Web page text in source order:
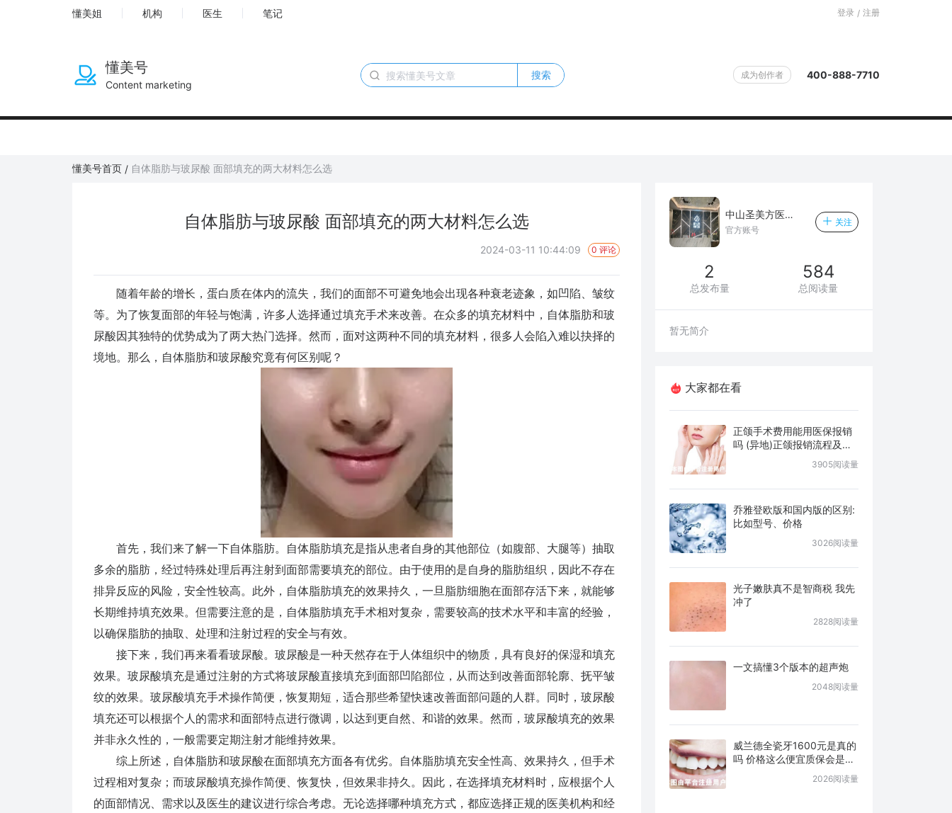
懂美姐 机构 医生 笔记 登录 / 注册
懂美号
Content marketing
搜索 成为创作者 400-888-7710
懂美号首页 / 自体脂肪与玻尿酸 面部填充的两大材料怎么选
自体脂肪与玻尿酸 面部填充的两大材料怎么选
2024-03-11 10:44:09 0 评论
随着年龄的增长，蛋白质在体内的流失，我们的面部不可避免地会出现各种衰老迹象，如凹陷、皱纹
等。为了恢复面部的年轻与饱满，许多人选择通过填充手术来改善。在众多的填充材料中，自体脂肪和玻
尿酸因其独特的优势成为了两大热门选择。然而，面对这两种不同的填充材料，很多人会陷入难以抉择的
境地。那么，自体脂肪和玻尿酸究竟有何区别呢？
首先，我们来了解一下自体脂肪。自体脂肪填充是指从患者自身的其他部位（如腹部、大腿等）抽取
多余的脂肪，经过特殊处理后再注射到面部需要填充的部位。由于使用的是自身的脂肪组织，因此不存在
排异反应的风险，安全性较高。此外，自体脂肪填充的效果持久，一旦脂肪细胞在面部存活下来，就能够
长期维持填充效果。但需要注意的是，自体脂肪填充手术相对复杂，需要较高的技术水平和丰富的经验，
以确保脂肪的抽取、处理和注射过程的安全与有效。
接下来，我们再来看看玻尿酸。玻尿酸是一种天然存在于人体组织中的物质，具有良好的保湿和填充
效果。玻尿酸填充是通过注射的方式将玻尿酸直接填充到面部凹陷部位，从而达到改善面部轮廓、抚平皱
纹的效果。玻尿酸填充手术操作简便，恢复期短，适合那些希望快速改善面部问题的人群。同时，玻尿酸
填充还可以根据个人的需求和面部特点进行微调，以达到更自然、和谐的效果。然而，玻尿酸填充的效果
并非永久性的，一般需要定期注射才能维持效果。
综上所述，自体脂肪和玻尿酸在面部填充方面各有优劣。自体脂肪填充安全性高、效果持久，但手术
过程相对复杂；而玻尿酸填充操作简便、恢复快，但效果非持久。因此，在选择填充材料时，应根据个人
的面部情况、需求以及医生的建议进行综合考虑。无论选择哪种填充方式，都应选择正规的医美机构和经
中山圣美方医疗美容医院
官方账号
关注
2
总发布量
584
总阅读量
暂无简介
大家都在看
正颌手术费用能用医保报销
吗 (异地)正颌报销流程及条
3905阅读量
乔雅登欧版和国内版的区别:
比如型号、价格
3026阅读量
光子嫩肤真不是智商税 我先
冲了
2828阅读量
一文搞懂3个版本的超声炮
2048阅读量
威兰德全瓷牙1600元是真的
吗 价格这么便宜质保会是几
2026阅读量